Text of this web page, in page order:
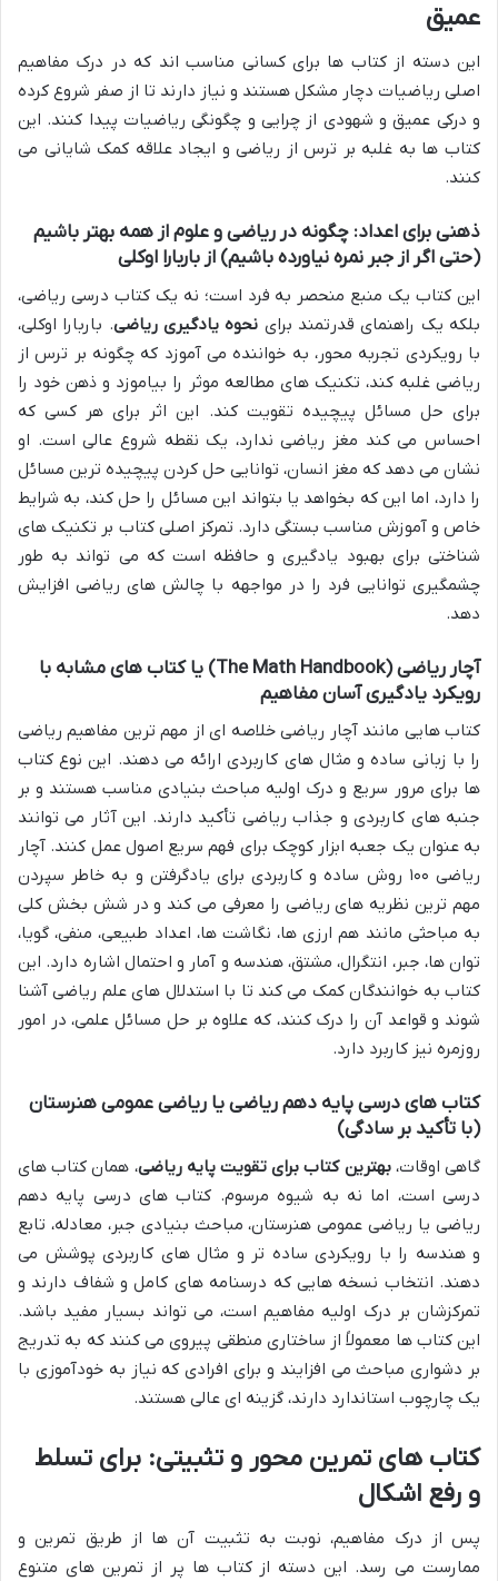
عمیق
این دسته از کتاب ها برای کسانی مناسب اند که در درک مفاهیم
اصلی ریاضیات دچار مشکل هستند و نیاز دارند تا از صفر شروع کرده
و درکی عمیق و شهودی از چرایی و چگونگی ریاضیات پیدا کنند. این
کتاب ها به غلبه بر ترس از ریاضی و ایجاد علاقه کمک شایانی می
کنند.
ذهنی برای اعداد: چگونه در ریاضی و علوم از همه بهتر باشیم
(حتی اگر از جبر نمره نیاورده باشیم) از باربارا اوکلی
این کتاب یک منبع منحصر به فرد است؛ نه یک کتاب درسی ریاضی،
بلکه یک راهنمای قدرتمند برای نحوه یادگیری ریاضی. باربارا اوکلی،
با رویکردی تجربه محور، به خواننده می آموزد که چگونه بر ترس از
ریاضی غلبه کند، تکنیک های مطالعه موثر را بیاموزد و ذهن خود را
برای حل مسائل پیچیده تقویت کند. این اثر برای هر کسی که
احساس می کند مغز ریاضی ندارد، یک نقطه شروع عالی است. او
نشان می دهد که مغز انسان، توانایی حل کردن پیچیده ترین مسائل
را دارد، اما این که بخواهد یا بتواند این مسائل را حل کند، به شرایط
خاص و آموزش مناسب بستگی دارد. تمرکز اصلی کتاب بر تکنیک های
شناختی برای بهبود یادگیری و حافظه است که می تواند به طور
چشمگیری توانایی فرد را در مواجهه با چالش های ریاضی افزایش
دهد.
آچار ریاضی (The Math Handbook)
یا کتاب های مشابه با
رویکرد یادگیری آسان مفاهیم
کتاب هایی مانند آچار ریاضی خلاصه ای از مهم ترین مفاهیم ریاضی
را با زبانی ساده و مثال های کاربردی ارائه می دهند. این نوع کتاب
ها برای مرور سریع و درک اولیه مباحث بنیادی مناسب هستند و بر
جنبه های کاربردی و جذاب ریاضی تأکید دارند. این آثار می توانند
به عنوان یک جعبه ابزار کوچک برای فهم سریع اصول عمل کنند. آچار
ریاضی ۱۰۰ روش ساده و کاربردی برای یادگرفتن و به خاطر سپردن
مهم ترین نظریه های ریاضی را معرفی می کند و در شش بخش کلی
به مباحثی مانند هم ارزی ها، نگاشت ها، اعداد طبیعی، منفی، گویا،
توان ها، جبر، انتگرال، مشتق، هندسه و آمار و احتمال اشاره دارد. این
کتاب به خوانندگان کمک می کند تا با استدلال های علم ریاضی آشنا
شوند و قواعد آن را درک کنند، که علاوه بر حل مسائل علمی، در امور
روزمره نیز کاربرد دارد.
کتاب های درسیپایه دهم ریاضییا ریاضی عمومی هنرستان
(با تأکید بر سادگی)
گاهی اوقات،بهترین کتاب برای تقویت پایه ریاضی، همان کتاب های
درسی است، اما نه به شیوه مرسوم. کتاب های درسی پایه دهم
ریاضی یا ریاضی عمومی هنرستان، مباحث بنیادی جبر، معادله، تابع
و هندسه را با رویکردی ساده تر و مثال های کاربردی پوشش می
دهند. انتخاب نسخه هایی که درسنامه های کامل و شفاف دارند و
تمرکزشان بر درک اولیه مفاهیم است، می تواند بسیار مفید باشد.
این کتاب ها معمولاً از ساختاری منطقی پیروی می کنند که به تدریج
بر دشواری مباحث می افزایند و برای افرادی که نیاز به خودآموزی با
یک چارچوب استاندارد دارند، گزینه ای عالی هستند.
کتاب های تمرین محور و تثبیتی: برای تسلط
و رفع اشکال
پس از درک مفاهیم، نوبت به تثبیت آن ها از طریق تمرین و
ممارست می رسد. این دسته از کتاب ها پر از تمرین های متنوع